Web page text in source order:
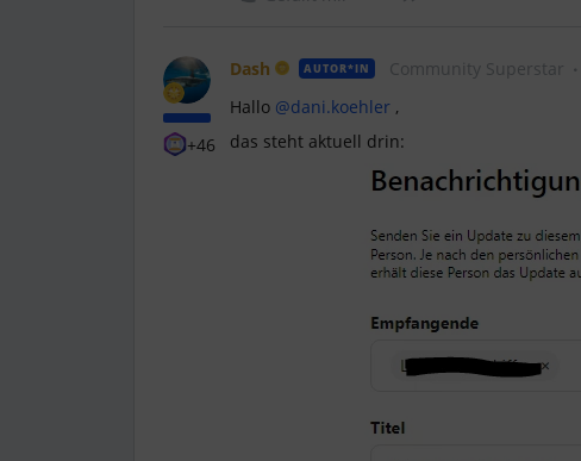
+46
Dash AUTOR*IN Community Superstar
Hallo ​ @dani.koehler ,
das steht aktuell drin: